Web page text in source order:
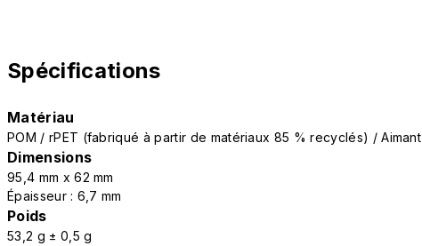
Spécifications
Matériau
POM / rPET (fabriqué à partir de matériaux 85 % recyclés) / Aimant
Dimensions
95,4 mm x 62 mm
Épaisseur : 6,7 mm
Poids
53,2 g ± 0,5 g